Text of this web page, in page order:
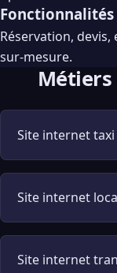
Réservation,
sur-mesure.
Métiers
Site internet taxi
Site internet
Site internet